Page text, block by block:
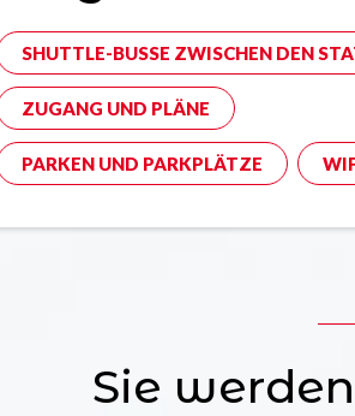
SHUTTLE-BUSSE ZWISCHEN DEN
ZUGANG UND PLÄNE
PARKEN UND PARKPLÄTZE
Sie